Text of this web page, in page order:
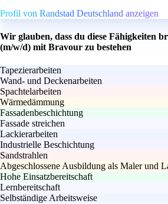
Profil von Randstad Deutschland anzeigen
Wir glauben, dass du diese Fähigkeiten
(m/w/d) mit Bravour zu bestehen
Tapezierarbeiten
Wand- und Deckenarbeiten
Spachtelarbeiten
Wärmedämmung
Fassadenbeschichtung
Fassade streichen
Lackierarbeiten
Industrielle Beschichtung
Sandstrahlen
Abgeschlossene Ausbildung als Maler und
Hohe Einsatzbereitschaft
Lernbereitschaft
Selbständige Arbeitsweise